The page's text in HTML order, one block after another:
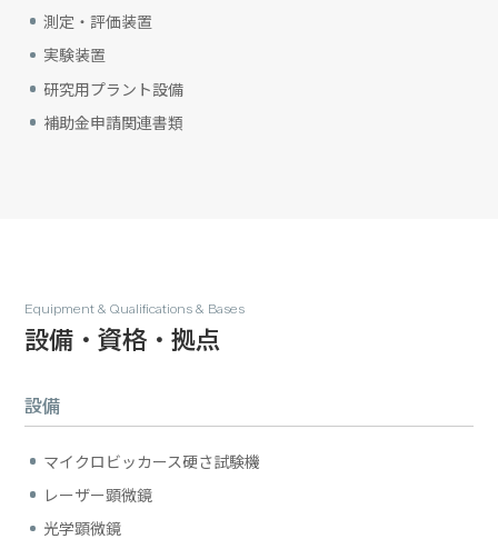
測定・評価装置
実験装置
研究用プラント設備
補助金申請関連書類
Equipment & Qualifications & Bases
設備・資格・拠点
設備
マイクロビッカース硬さ試験機
レーザー顕微鏡
光学顕微鏡